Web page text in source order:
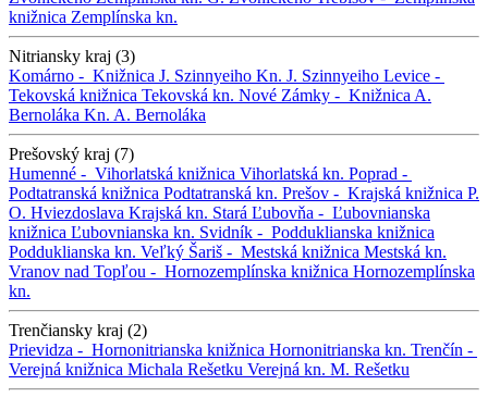
knižnica Zemplínska kn.
Nitriansky kraj (3)
Komárno - Knižnica J. Szinnyeiho Kn. J. Szinnyeiho Levice -
Tekovská knižnica Tekovská kn. Nové Zámky - Knižnica A.
Bernoláka Kn. A. Bernoláka
Prešovský kraj (7)
Humenné - Vihorlatská knižnica Vihorlatská kn. Poprad -
Podtatranská knižnica Podtatranská kn. Prešov - Krajská knižnica P.
O. Hviezdoslava Krajská kn. Stará Ľubovňa - Ľubovnianska
knižnica Ľubovnianska kn. Svidník - Podduklianska knižnica
Podduklianska kn. Veľký Šariš - Mestská knižnica Mestská kn.
Vranov nad Topľou - Hornozemplínska knižnica Hornozemplínska
kn.
Trenčiansky kraj (2)
Prievidza - Hornonitrianska knižnica Hornonitrianska kn. Trenčín -
Verejná knižnica Michala Rešetku Verejná kn. M. Rešetku